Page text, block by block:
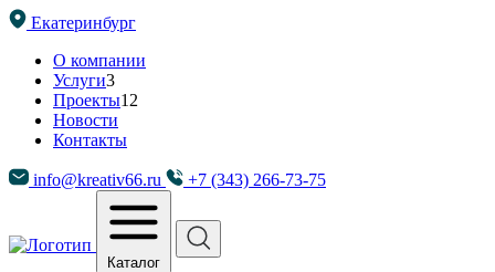
Екатеринбург
О компании
Услуги3
Проекты12
Новости
Контакты
info@kreativ66.ru +7 (343) 266-73-75
Каталог